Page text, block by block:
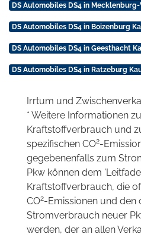
DS Automobiles DS4 in
DS Automobiles DS4 in Boizenburg
DS Automobiles DS4 in Geesthacht
DS Automobiles DS4 in Ratzeburg
Irrtum und
* Weitere Informationen
Kraftstoffverbrauch und
spezifischen CO2-
gegebenenfalls zum
Pkw können dem
Kraftstoffverbrauch, die
CO2-Emissionen und den
Stromverbrauch neuer
werden, der an allen